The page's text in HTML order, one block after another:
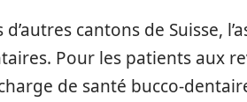
cantons de Suisse,
Pour les patients aux
de santé bucco-